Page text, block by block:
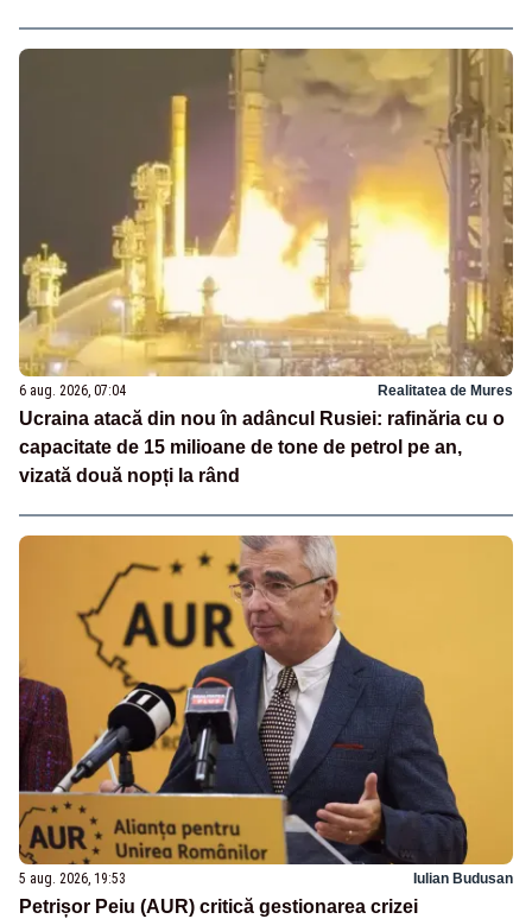
6 aug. 2026, 07:04 Realitatea de Mures
Ucraina atacă din nou în adâncul Rusiei: rafinăria cu o
capacitate de 15 milioane de tone de petrol pe an,
vizată două nopți la rând
5 aug. 2026, 19:53 Iulian Budusan
Petrișor Peiu (AUR) critică gestionarea crizei